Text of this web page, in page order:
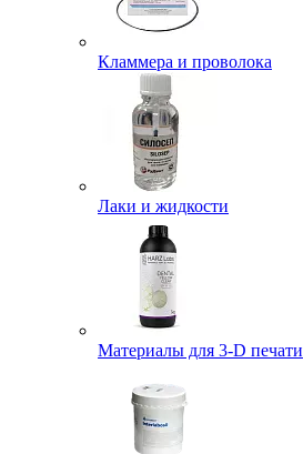
Кламмера и проволока
Лаки и жидкости
Материалы для 3-D печати